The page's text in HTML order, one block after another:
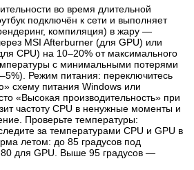
во время длительной
подключён к сети и выполняет
компиляция) в жару —
MSI Afterburner (для GPU) или
CPU) на 10–20% от максимального
с минимальными потерями
Режим питания: переключитесь
схему питания Windows или
«Высокая производительность» при
частоту CPU в ненужные моменты и
Проверьте температуры:
за температурами CPU и GPU в
летом: до 85 градусов под
80 для GPU. Выше 95 градусов —